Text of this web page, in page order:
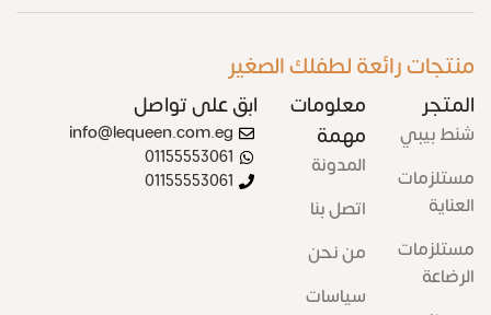
منتجات رائعة لطفلك الصغير
المتجر
شنط بيبي
مستلزمات
العناية
مستلزمات
الرضاعة
معلومات
مهمة
المدونة
اتصل بنا
من نحن
سياسات
ابق على تواصل
info@lequeen.com.eg
01155553061
01155553061